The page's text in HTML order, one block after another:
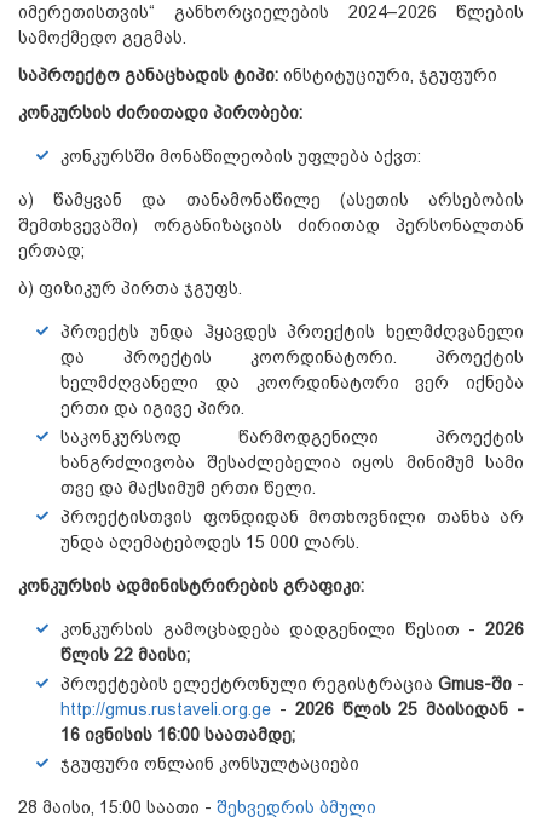
იმერეთისთვის“ განხორციელების 2024–2026 წლების
სამოქმედო გეგმას.
საპროექტო განაცხადის ტიპი: ინსტიტუციური, ჯგუფური
კონკურსის ძირითადი პირობები:
კონკურსში მონაწილეობის უფლება აქვთ:
ა) წამყვან და თანამონაწილე (ასეთის არსებობის
შემთხვევაში) ორგანიზაციას ძირითად პერსონალთან
ერთად;
ბ) ფიზიკურ პირთა ჯგუფს.
პროექტს უნდა ჰყავდეს პროექტის ხელმძღვანელი
და პროექტის კოორდინატორი. პროექტის
ხელმძღვანელი და კოორდინატორი ვერ იქნება
ერთი და იგივე პირი.
საკონკურსოდ წარმოდგენილი პროექტის
ხანგრძლივობა შესაძლებელია იყოს მინიმუმ სამი
თვე და მაქსიმუმ ერთი წელი.
პროექტისთვის ფონდიდან მოთხოვნილი თანხა არ
უნდა აღემატებოდეს 15 000 ლარს.
კონკურსის ადმინისტრირების გრაფიკი:
კონკურსის გამოცხადება დადგენილი წესით - 2026
წლის 22 მაისი;
პროექტების ელექტრონული რეგისტრაცია Gmus-ში -
http://gmus.rustaveli.org.ge - 2026 წლის 25 მაისიდან -
16 ივნისის 16:00 საათამდე;
ჯგუფური ონლაინ კონსულტაციები
28 მაისი, 15:00 საათი - შეხვედრის ბმული